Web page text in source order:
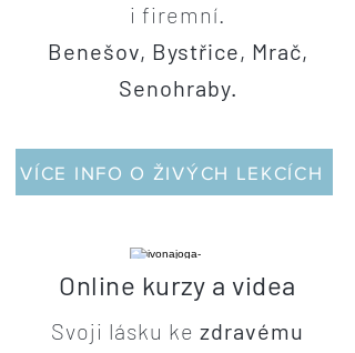
i firemní.
Benešov, Bystřice, Mrač,
Senohraby.
VÍCE INFO O ŽIVÝCH LEKCÍCH
Online kurzy a videa
Svoji lásku ke zdravému